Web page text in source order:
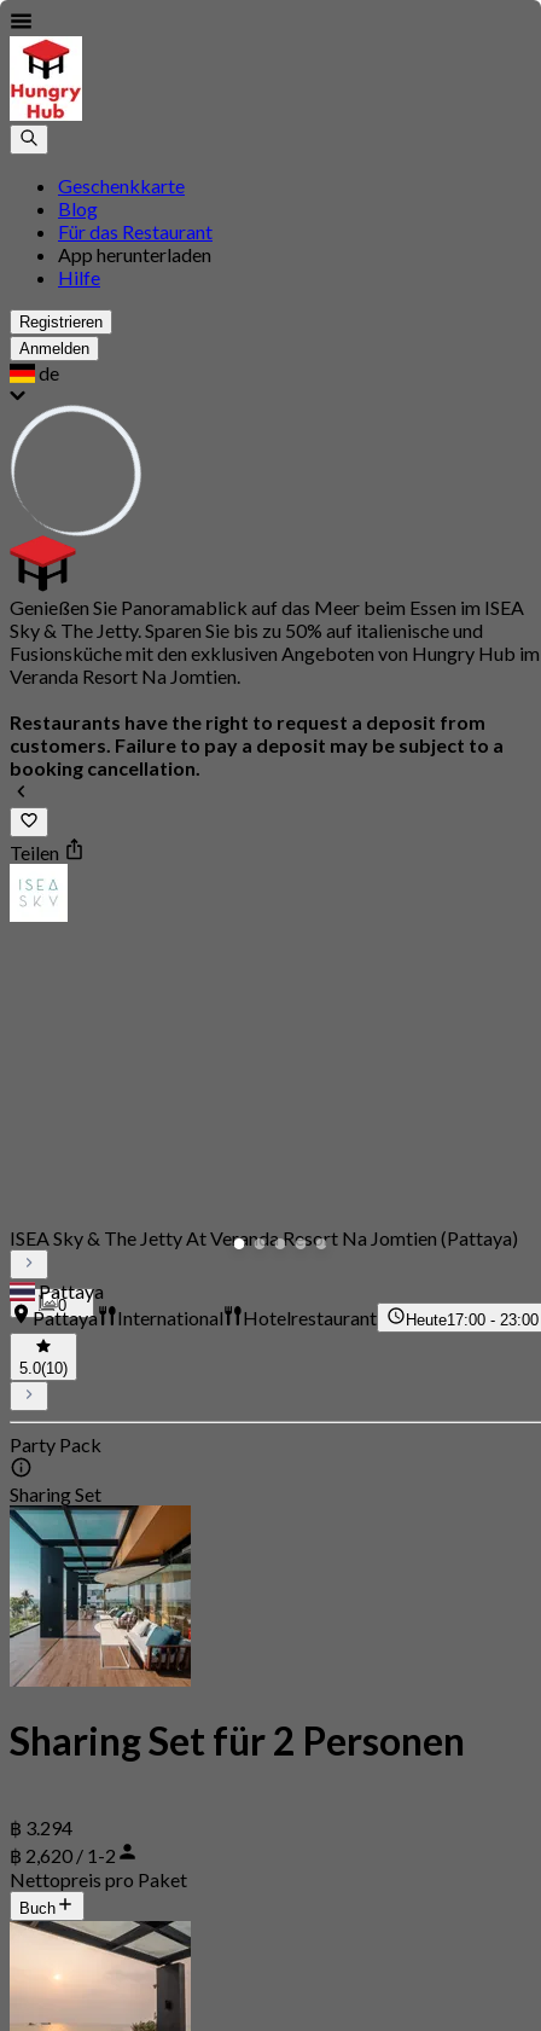
Geschenkkarte
Blog
Für das Restaurant
App herunterladen
Hilfe
Registrieren
Anmelden
de
Genießen Sie Panoramablick auf das Meer beim Essen im ISEA
Sky & The Jetty. Sparen Sie bis zu 50% auf italienische und
Fusionsküche mit den exklusiven Angeboten von Hungry Hub im
Veranda Resort Na Jomtien.
Restaurants have the right to request a deposit from
customers. Failure to pay a deposit may be subject to a
booking cancellation.
Teilen
0
ISEA Sky & The Jetty At Veranda Resort Na Jomtien (Pattaya)
Pattaya
Pattaya
International Hotelrestaurant Heute17:00 - 23:00
5.0(10)
Party Pack
Sharing Set
Sharing Set für 2 Personen
฿ 3.294
฿ 2,620 / 1-2
Nettopreis pro Paket
Buch